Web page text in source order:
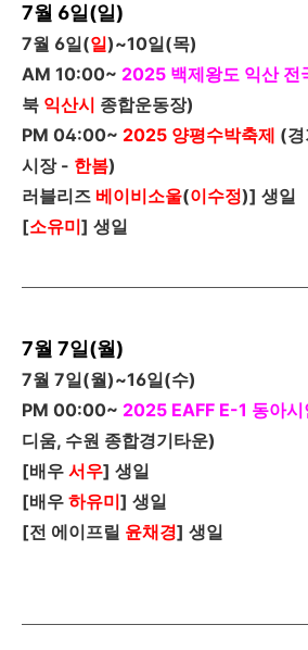
7월 6일(일)
7월 6일(일)~10일(목)
AM 10:00~ 2025 백제왕도 익산 전
북 익산시 종합운동장)
PM 04:00~ 2025 양평수박축제 (
시장- 한봄)
러블리즈 베이비소울(이수정)] 생일
[소유미] 생일
7월 7일(월)
7월 7일(월)~16일(수)
PM 00:00~ 2025 EAFF E-1 동아시
디움, 수원 종합경기타운)
[배우 서우] 생일
[배우 하유미] 생일
[전 에이프릴 윤채경] 생일